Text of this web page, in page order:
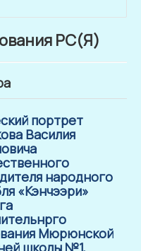
РС(Я)
портрет
Василия
народного
«Кэнчээри»
Мюрюнской